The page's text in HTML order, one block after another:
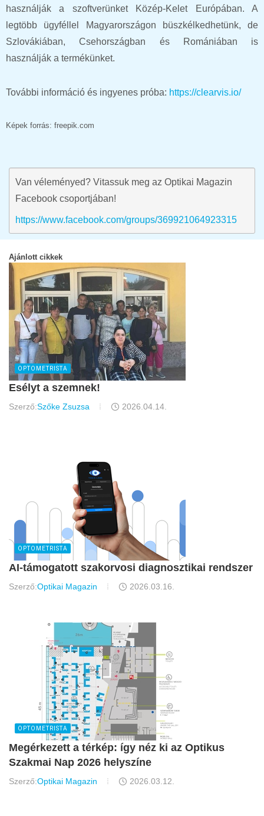
használják a szoftverünket Közép-Kelet Európában. A
legtöbb ügyféllel Magyarországon büszkélkedhetünk, de
Szlovákiában, Csehországban és Romániában is
használják a termékünket.
További információ és ingyenes próba: https://clearvis.io/
Képek forrás: freepik.com
Van véleményed? Vitassuk meg az Optikai Magazin
Facebook csoportjában!
https://www.facebook.com/groups/369921064923315
Ajánlott cikkek
OPTOMETRISTA
Esélyt a szemnek!
Szerző:Szőke Zsuzsa 2026.04.14.
OPTOMETRISTA
AI-támogatott szakorvosi diagnosztikai rendszer
Szerző:Optikai Magazin 2026.03.16.
OPTOMETRISTA
Megérkezett a térkép: így néz ki az Optikus
Szakmai Nap 2026 helyszíne
Szerző:Optikai Magazin 2026.03.12.